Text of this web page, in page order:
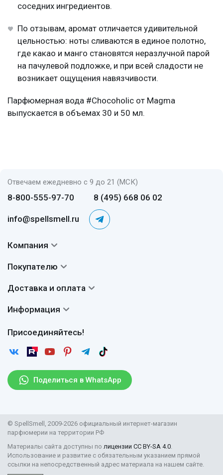
соседних ингредиентов.
По отзывам, аромат отличается удивительной
цельностью: ноты сливаются в единое полотно,
где какао и манго становятся неразлучной парой
на пачулевой подложке, и при всей сладости не
возникает ощущения навязчивости.
Парфюмерная вода #Chocoholic от Magma
выпускается в объемах 30 и 50 мл.
Отвечаем ежедневно с 9 до 21 (МСК)
8-800-555-97-70 8 (495) 668 06 02
info@spellsmell.ru
Поделиться в WhatsApp
Присоединяйтесь!
Компания
Авторы
Сертификаты
Покупателю
Вопросы и ответы
Отзывы
Статьи
Рассылка
Доставка и оплата
Доставка
Возврат
Информация
Пользовательское соглашение
Защита персональных данных
Правила продажи товаров (Постановление Правительства
Поставщикам
© SpellSmell, 2009-2026 официальный интернет-магазин
парфюмерии на территории РФ
Материалы сайта доступны по лицензии CC BY-SA 4.0.
Использование и развитие с обязательным указанием прямой
ссылки на непосредственный адрес материала на нашем сайте.